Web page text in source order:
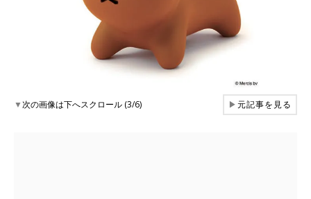
▼次の画像は下へスクロール (3/6) ▶元記事を見る